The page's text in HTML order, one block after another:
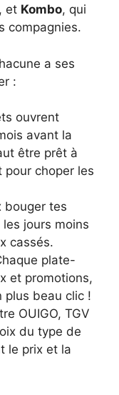
et Kombo, qui
compagnies.
a ses
:
ouvrent
avant la
être prêt à
pour choper les
bouger tes
jours moins
cassés.
plate-
et promotions,
plus beau clic !
OUIGO, TGV
du type de
le prix et la